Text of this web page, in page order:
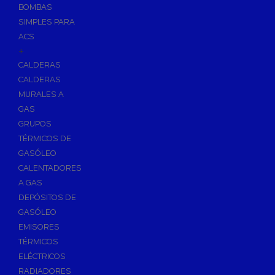
Sumideros para Piscinas
Accesorios para Piscinas
Productos Químicos para Piscinas
Reguladores de PH
Antialgas para Piscinas
Floculante para Piscinas
Cloro para Piscinas
Desinfección de Piscinas sin Cloro
Invernaje de Piscinas
Limpiadores de Piscinas
Kits Analizadores
Dosificadores
Riego, Jardín y Fuentes
BOMBAS
SIMPLES PARA
ACS
+
CALDERAS
CALDERAS
MURALES A
GAS
GRUPOS
TÉRMICOS DE
GASÓLEO
CALENTADORES
A GAS
DEPÓSITOS DE
GASÓLEO
EMISORES
TÉRMICOS
ELÉCTRICOS
RADIADORES